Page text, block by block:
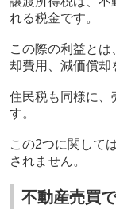
れる税金です。
この際の利益と
却費用、減価償却
住民税も同様に、
す。
この2つに関して
されません。
不動産売買